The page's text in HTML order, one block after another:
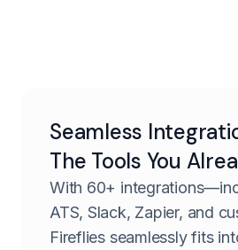
Seamless
The Tools You
With 60+
ATS, Slack, Zapier, and
Fireflies seamlessly fits